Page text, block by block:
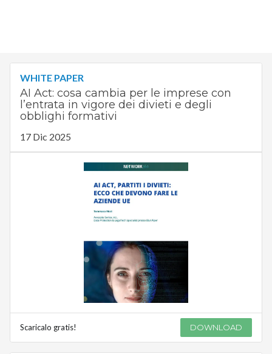
WHITE PAPER
AI Act: cosa cambia per le imprese con
l’entrata in vigore dei divieti e degli
obblighi formativi
17 Dic 2025
Scaricalo gratis! DOWNLOAD